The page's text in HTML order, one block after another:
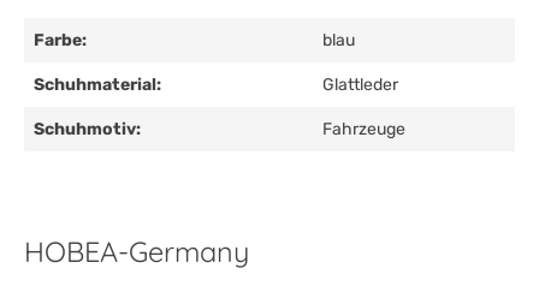
Farbe: blau
Schuhmaterial: Glattleder
Schuhmotiv: Fahrzeuge
HOBEA-Germany